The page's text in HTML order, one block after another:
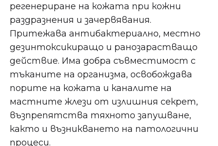
регенериране на кожата при кожни
раздразнения и зачервявания.
Притежава антибактериално, местно
дезинтоксикиращо и ранозарастващо
действие. Има добра съвместимост с
тъканите на организма, освобождава
порите на кожата и каналите на
мастните жлези от излишния секрет,
възпрепятства тяхното запушване,
както и възникването на патологични
процеси.